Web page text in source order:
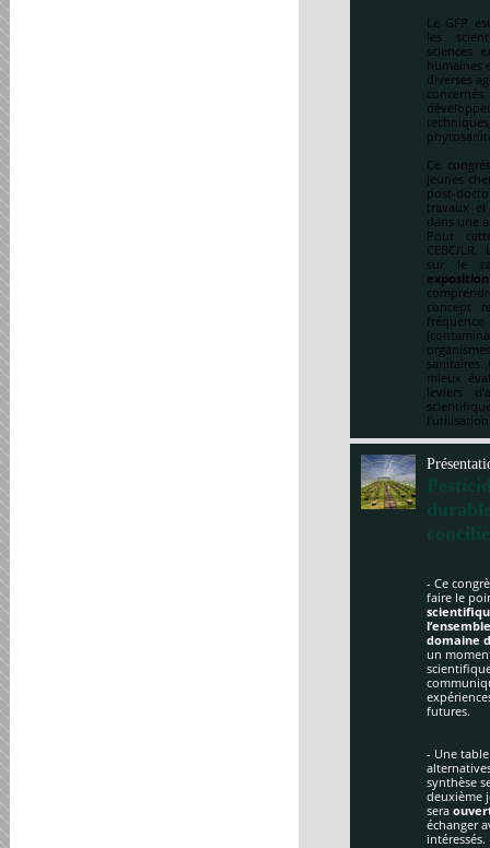
Le GFP
les
sciences
humaines
diverses
Ce
jeunes
post-
travaux
dans une
Pour
CEBC/
sur le
concept
sanitaires.
mieux
leviers
- Ce
faire le
domaine
un
futures.
- Une
synthèse
deuxième
sera
échanger
intéressés.